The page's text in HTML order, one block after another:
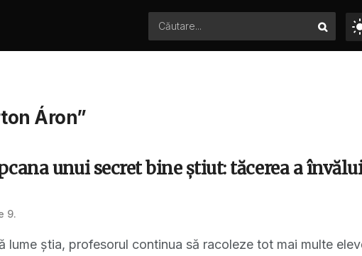
Áron”
unui secret bine știut: tăcerea a
9.
lume știa, profesorul continua să racoleze tot mai multe